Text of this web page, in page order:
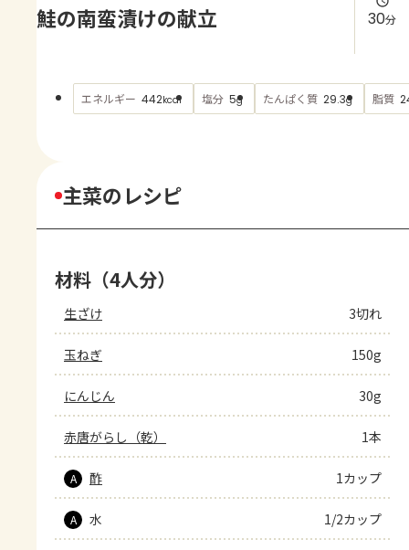
AJINOMOTO PARK とは
鮭の南蛮漬けの献立 30分
エネルギー 442kcal 塩分 5g たんぱく質 29.3g 脂質
主菜のレシピ
材料（4人分）
生ざけ 3切れ
玉ねぎ 150g
にんじん 30g
赤唐がらし（乾） 1本
A 酢 1カップ
A 水 1/2カップ